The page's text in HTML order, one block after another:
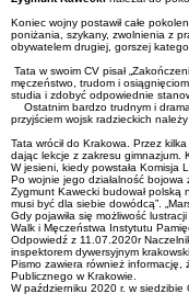
Koniec wojny postawił całe
poniżania, szykany, zwolnienia z
obywatelem drugiej, gorszej
Tata w swoim CV pisał
męczeństwo, trudom i
studia i zdobyć odpowiednie
Ostatnim bardzo trudnym i
przyjściem wojsk radzieckich
Tata wrócił do Krakowa. Przez
dając lekcje z zakresu gimnazjum.
W jesieni, kiedy powstała Komisja
Po wojnie jego działalność bojowa
Zygmunt Kawecki budował polską
musi być dla siebie dowódcą”.
Gdy pojawiła się możliwość
Walk i Męczeństwa Instytutu
Odpowiedź z 11.07.2020r
inspektorem dywersyjnym
Pismo zawiera również informację,
Publicznego w Krakowie.
W październiku 2020 r. w siedzibie